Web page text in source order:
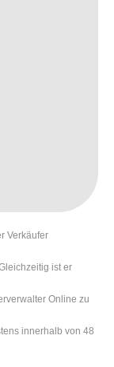
Verkäufer
ist er
Online zu
innerhalb von 48